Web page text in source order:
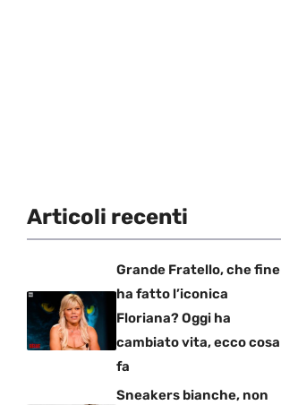
Articoli recenti
Grande Fratello, che fine
ha fatto l’iconica
Floriana? Oggi ha
cambiato vita, ecco cosa
fa
Sneakers bianche, non